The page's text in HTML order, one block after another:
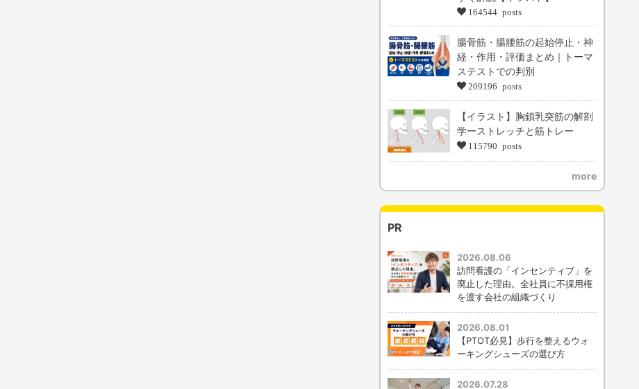
164544 posts
腸骨筋・腸腰筋の起始停止・神
経・作用・評価まとめ｜トーマ
ステストでの判別
209196 posts
【イラスト】胸鎖乳突筋の解剖
学ーストレッチと筋トレー
115790 posts
more
PR
2026.08.06
訪問看護の「インセンティブ」を
廃止した理由。全社員に不採用権
を渡す会社の組織づくり
2026.08.01
【PTOT必見】歩行を整えるウォ
ーキングシューズの選び方
2026.07.28